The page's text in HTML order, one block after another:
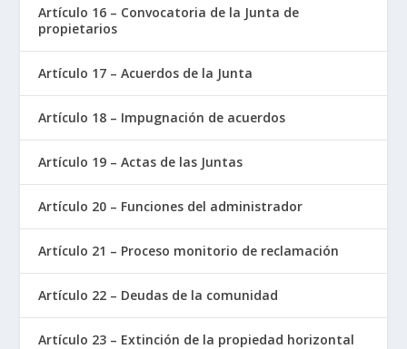
Artículo 16 – Convocatoria de la Junta de
propietarios
Artículo 17 – Acuerdos de la Junta
Artículo 18 – Impugnación de acuerdos
Artículo 19 – Actas de las Juntas
Artículo 20 – Funciones del administrador
Artículo 21 – Proceso monitorio de reclamación
Artículo 22 – Deudas de la comunidad
Artículo 23 – Extinción de la propiedad horizontal